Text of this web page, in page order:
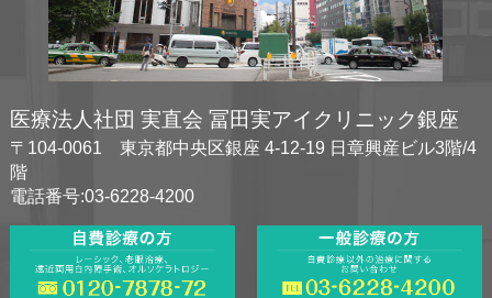
医療法人社団 実直会 冨田実アイクリニック銀座
〒104-0061 東京都中央区銀座 4-12-19 日章興産ビル3階/4
階
電話番号:03-6228-4200